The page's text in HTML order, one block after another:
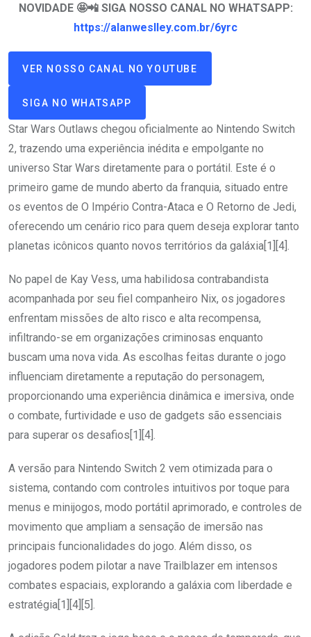
NOVIDADE 🤩📲 SIGA NOSSO CANAL NO WHATSAPP:
https://alanweslley.com.br/6yrc
VER NOSSO CANAL NO YOUTUBE
SIGA NO WHATSAPP
Star Wars Outlaws chegou oficialmente ao Nintendo Switch
2, trazendo uma experiência inédita e empolgante no
universo Star Wars diretamente para o portátil. Este é o
primeiro game de mundo aberto da franquia, situado entre
os eventos de O Império Contra-Ataca e O Retorno de Jedi,
oferecendo um cenário rico para quem deseja explorar tanto
planetas icônicos quanto novos territórios da galáxia[1][4].
No papel de Kay Vess, uma habilidosa contrabandista
acompanhada por seu fiel companheiro Nix, os jogadores
enfrentam missões de alto risco e alta recompensa,
infiltrando-se em organizações criminosas enquanto
buscam uma nova vida. As escolhas feitas durante o jogo
influenciam diretamente a reputação do personagem,
proporcionando uma experiência dinâmica e imersiva, onde
o combate, furtividade e uso de gadgets são essenciais
para superar os desafios[1][4].
A versão para Nintendo Switch 2 vem otimizada para o
sistema, contando com controles intuitivos por toque para
menus e minijogos, modo portátil aprimorado, e controles de
movimento que ampliam a sensação de imersão nas
principais funcionalidades do jogo. Além disso, os
jogadores podem pilotar a nave Trailblazer em intensos
combates espaciais, explorando a galáxia com liberdade e
estratégia[1][4][5].